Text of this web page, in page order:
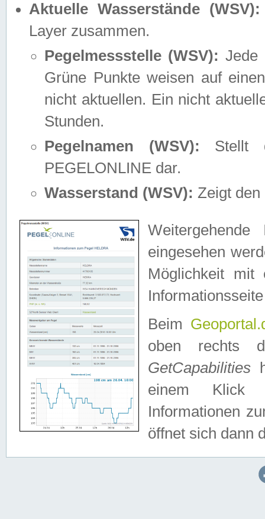
Aktuelle Wasserstände (WSV):
Layer zusammen.
Pegelmessstelle (WSV): Jede
Grüne Punkte weisen auf
nicht aktuellen. Ein nicht
Stunden.
Pegelnamen (WSV): Stellt
PEGELONLINE dar.
Wasserstand (WSV): Zeigt den
eingesehen
Möglichkeit mit
Beim
oben rechts
GetCapabilities
einem Klick
Informationen
öffnet sich dann